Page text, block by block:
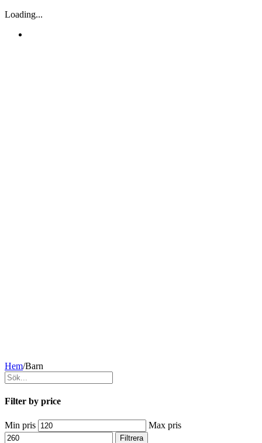
Loading...
Hem/Barn
Filter by price
Min pris Max pris
Filtrera